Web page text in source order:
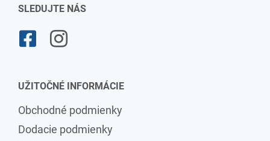
SLEDUJTE NÁS
UŽITOČNÉ INFORMÁCIE
Obchodné podmienky
Dodacie podmienky